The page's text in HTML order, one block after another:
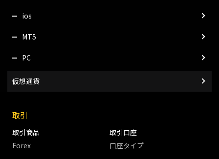
ios
MT5
PC
仮想通貨
取引
取引商品
Forex
取引口座
口座タイプ